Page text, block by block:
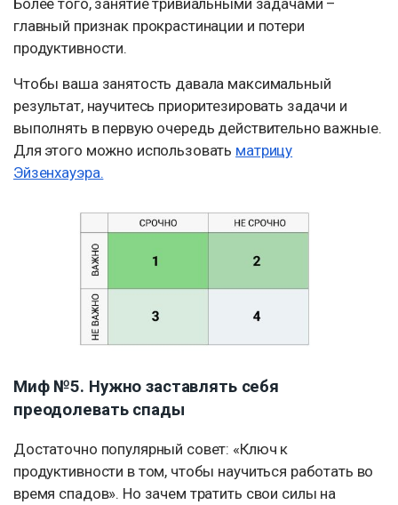
Более того, занятие тривиальными задачами –
главный признак прокрастинации и потери
продуктивности.
Чтобы ваша занятость давала максимальный
результат, научитесь приоритезировать задачи и
выполнять в первую очередь действительно важные.
Для этого можно использовать матрицу
Эйзенхауэра.
Миф №5. Нужно заставлять себя
преодолевать спады
Достаточно популярный совет: «Ключ к
продуктивности в том, чтобы научиться работать во
время спадов». Но зачем тратить свои силы на